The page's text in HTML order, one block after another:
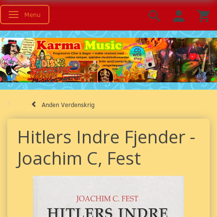
Toggle navigation
Menu
Anden Verdenskrig
Hitlers Indre Fjender -
Joachim C, Fest